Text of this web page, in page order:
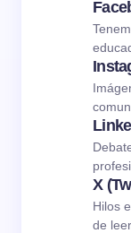
X
Hilos
de leer